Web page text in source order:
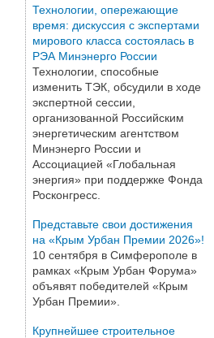
Технологии, опережающие
время: дискуссия с экспертами
мирового класса состоялась в
РЭА Минэнерго России
Технологии, способные
изменить ТЭК, обсудили в ходе
экспертной сессии,
организованной Российским
энергетическим агентством
Минэнерго России и
Ассоциацией «Глобальная
энергия» при поддержке Фонда
Росконгресс.
Представьте свои достижения
на «Крым Урбан Премии 2026»!
10 сентября в Симферополе в
рамках «Крым Урбан Форума»
объявят победителей «Крым
Урбан Премии».
Крупнейшее строительное